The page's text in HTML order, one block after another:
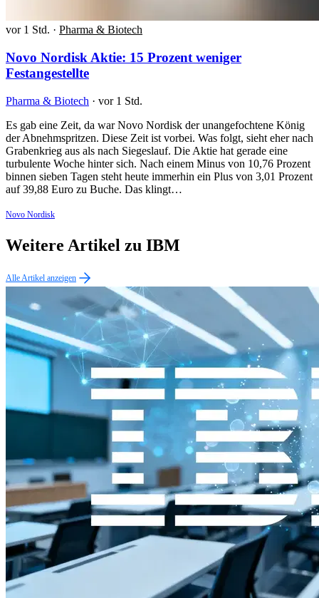
vor 1 Std. · Pharma & Biotech
Novo Nordisk Aktie: 15 Prozent weniger
Festangestellte
Pharma & Biotech · vor 1 Std.
Es gab eine Zeit, da war Novo Nordisk der unangefochtene König
der Abnehmspritzen. Diese Zeit ist vorbei. Was folgt, sieht eher nach
Grabenkrieg aus als nach Siegeslauf. Die Aktie hat gerade eine
turbulente Woche hinter sich. Nach einem Minus von 10,76 Prozent
binnen sieben Tagen steht heute immerhin ein Plus von 3,01 Prozent
auf 39,88 Euro zu Buche. Das klingt…
Novo Nordisk
Weitere Artikel zu IBM
Alle Artikel anzeigen